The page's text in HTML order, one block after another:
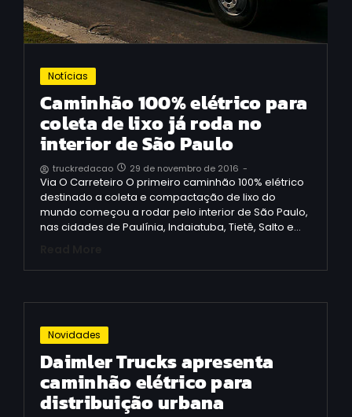
Notícias
Caminhão 100% elétrico para
coleta de lixo já roda no
interior de São Paulo
truckredacao 29 de novembro de 2016 -
Via O Carreteiro O primeiro caminhão 100% elétrico
destinado a coleta e compactação de lixo do
mundo começou a rodar pelo interior de São Paulo,
nas cidades de Paulínia, Indaiatuba, Tietê, Salto e…
Novidades
Daimler Trucks apresenta
caminhão elétrico para
distribuição urbana